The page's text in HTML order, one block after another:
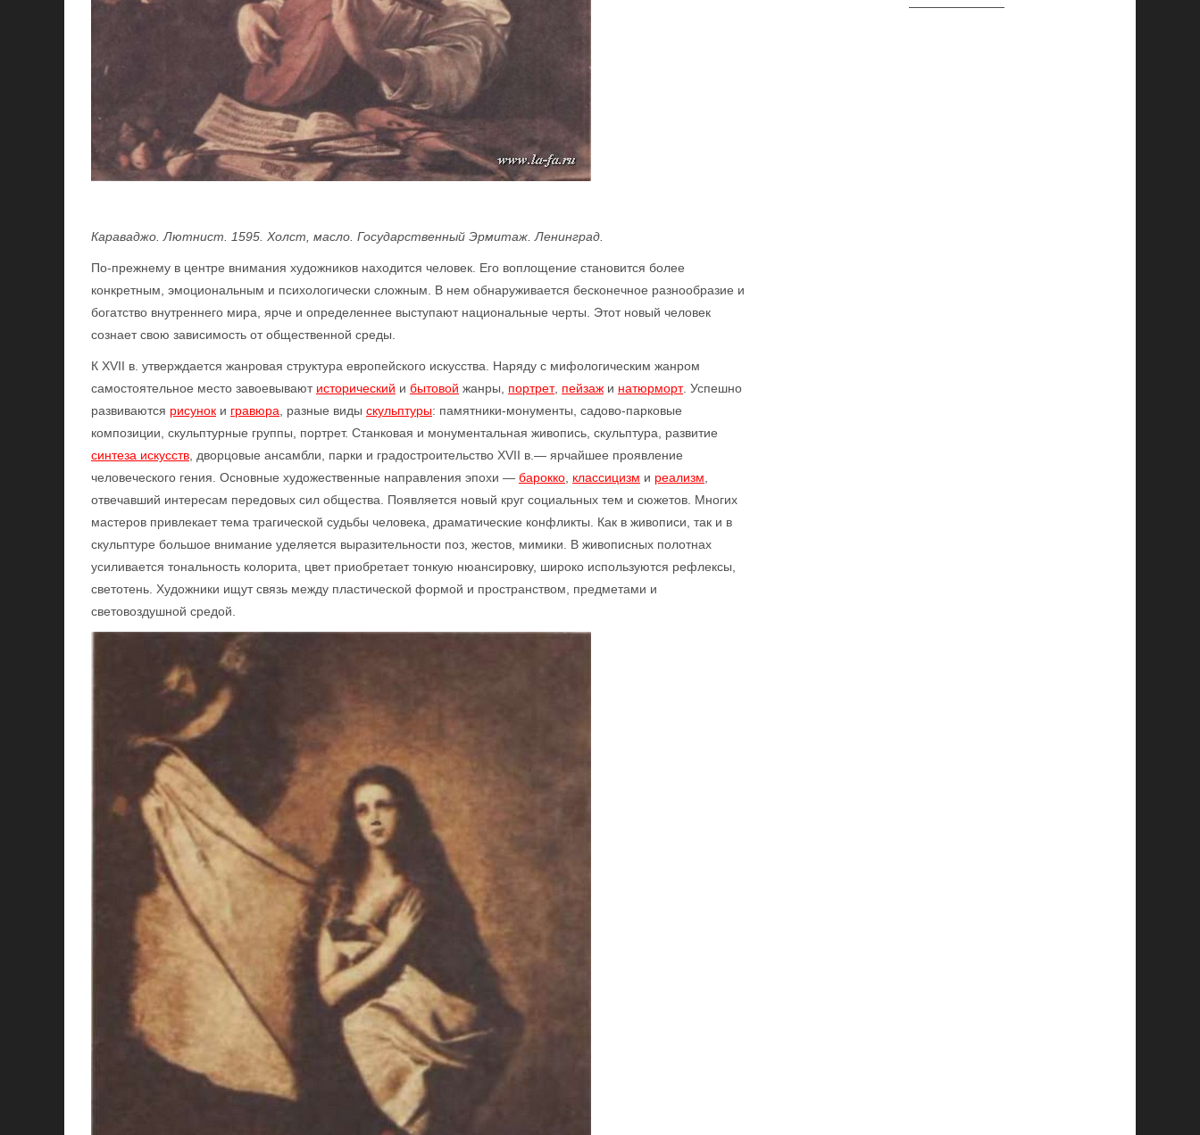
Караваджо. Лютнист. 1595. Холст, масло. Государственный Эрмитаж. Ленинград.
По-прежнему в центре внимания художников находится человек. Его воплощение становится более
конкретным, эмоциональным и психологически сложным. В нем обнаруживается бесконечное разнообразие и
богатство внутреннего мира, ярче и определеннее выступают национальные черты. Этот новый человек
сознает свою зависимость от общественной среды.
К XVII в. утверждается жанровая структура европейского искусства. Наряду с мифологическим жанром
самостоятельное место завоевывают исторический и бытовой жанры, портрет, пейзаж и натюрморт. Успешно
развиваются рисунок и гравюра , разные виды скульптуры: памятники-монументы, садово-парковые
композиции, скульптурные группы, портрет. Станковая и монументальная живопись, скульптура, развитие
синтеза искусств , дворцовые ансамбли, парки и градостроительство XVII в.— ярчайшее проявление
человеческого гения. Основные художественные направления эпохи — барокко классицизм и реализм
отвечавший интересам передовых сил общества. Появляется новый круг социальных тем и сюжетов. Многих
мастеров привлекает тема трагической судьбы человека, драматические конфликты. Как в живописи, так и в
скульптуре большое внимание уделяется выразительности поз, жестов, мимики. В живописных полотнах
усиливается тональность колорита, цвет приобретает тонкую нюансировку, широко используются рефлексы,
светотень. Художники ищут связь между пластической формой и пространством, предметами и
световоздушной средой.